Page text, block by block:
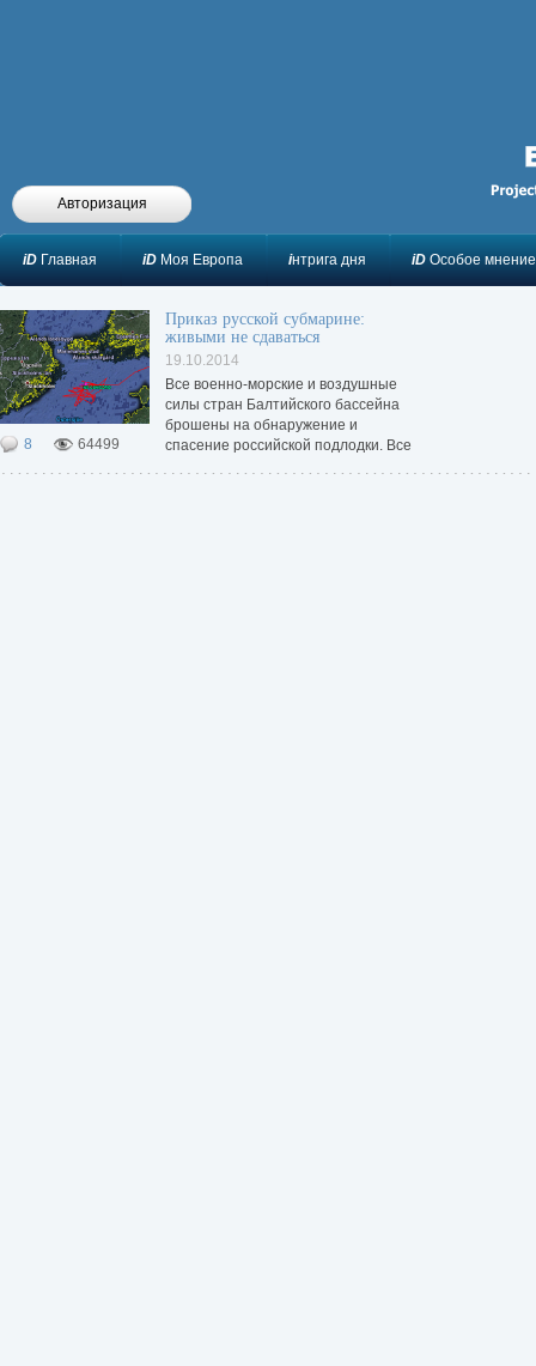
Авторизация
iD Главная iD Моя Европа iнтрига дня iD Особое мнение
8 64499
Приказ русской субмарине:
живыми не сдаваться
19.10.2014
Все военно-морские и воздушные
силы стран Балтийского бассейна
брошены на обнаружение и
спасение российской подлодки. Все